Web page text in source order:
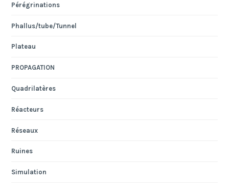
Pérégrinations
Phallus/tube/Tunnel
Plateau
PROPAGATION
Quadrilatères
Réacteurs
Réseaux
Ruines
Simulation